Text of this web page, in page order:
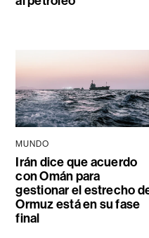
MUNDO
Irán dice que acuerdo
con Omán para
gestionar el estrecho
Ormuz está en su fase
final